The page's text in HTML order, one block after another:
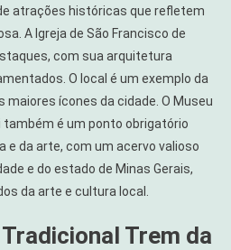
atrações históricas que refletem
A Igreja de São Francisco de
com sua arquitetura
O local é um exemplo da
maiores ícones da cidade. O Museu
também é um ponto obrigatório
e da arte, com um acervo valioso
e do estado de Minas Gerais,
da arte e cultura local.
Trem da